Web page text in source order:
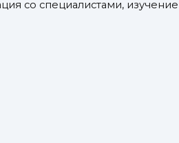
со специалистами,